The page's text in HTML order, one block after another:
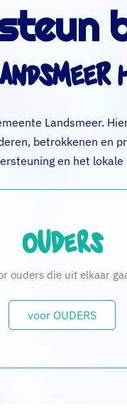
Landsmeer.
betrokkenen en
en het lokale
Ouders
ouders die uit elkaar
voor OUDERS